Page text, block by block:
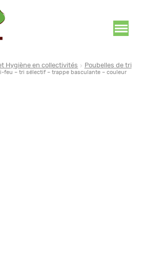
Hygiène en collectivités
Poubelles de tri
feu – tri sélectif – trappe basculante – couleur